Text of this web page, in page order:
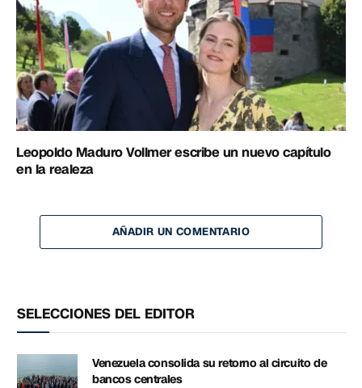
Leopoldo Maduro Vollmer escribe un nuevo capítulo
en la realeza
AÑADIR UN COMENTARIO
SELECCIONES DEL EDITOR
Venezuela consolida su retorno al circuito de
bancos centrales